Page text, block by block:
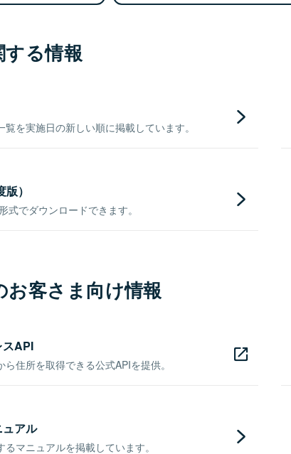
る情報
を実施日の新しい順に掲載しています。
）
でダウンロードできます。
お客さま向け情報
スAPI
住所を取得できる公式APIを提供。
アル
マニュアルを掲載しています。